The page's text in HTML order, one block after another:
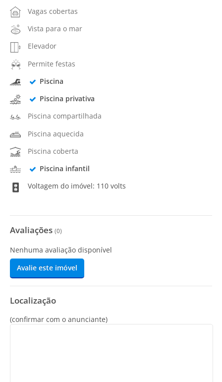
Vagas cobertas
Vista para o mar
Elevador
Permite festas
Piscina
Piscina privativa
Piscina compartilhada
Piscina aquecida
Piscina coberta
Piscina infantil
Voltagem do imóvel: 110 volts
Avaliações (0)
Nenhuma avaliação disponível
Avalie este imóvel
Localização
(confirmar com o anunciante)